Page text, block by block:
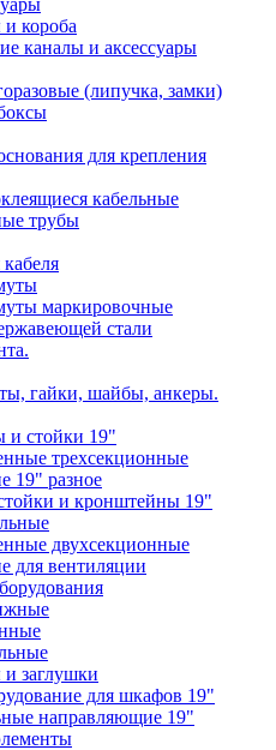
короба
каналы и аксессуары
(липучка, замки)
для крепления
кабельные
трубы
маркировочные
стали
гайки, шайбы, анкеры.
стойки 19"
трехсекционные
19" разное
и кронштейны 19"
двухсекционные
для вентиляции
заглушки
для шкафов 19"
направляющие 19"